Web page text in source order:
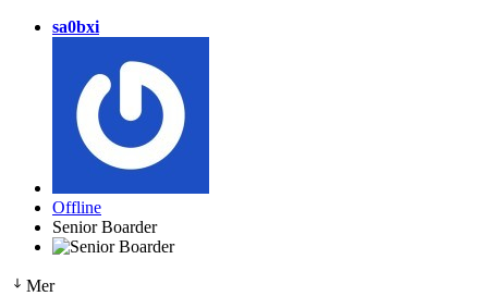
sa0bxi
Offline
Senior Boarder
Mer